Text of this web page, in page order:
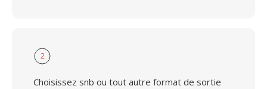
2
Choisissez snb ou tout autre format de sortie